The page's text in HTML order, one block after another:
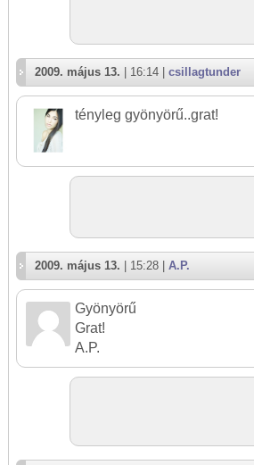
2009. május 13. | 16:14 | csillagtunder
tényleg gyönyörű..grat!
2009. május 13. | 15:28 | A.P.
Gyönyörű
Grat!
A.P.